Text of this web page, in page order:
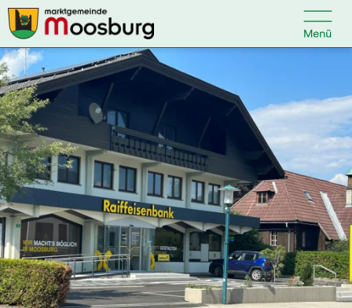
Kontakt 
Suche nach:
Startseite
Kundenservice
Ihr Anliegen
Veranstaltungen